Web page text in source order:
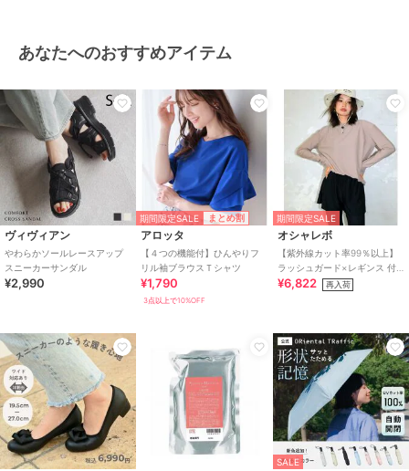
あなたへのおすすめアイテム
ヴィヴィアン
やわらかソールレースアップ
スニーカーサンダル
¥2,990
期間限定SALE まとめ割
アロッタ
【４つの機能付】ひんやりフ
リル袖ブラウスＴシャツ
¥1,790
3点以上で10%OFF
期間限定SALE
オシャレボ
【紫外線カット率99％以上】
ラッシュガード×レギンス 付
き タンキニ
¥6,822 再入荷
SALE